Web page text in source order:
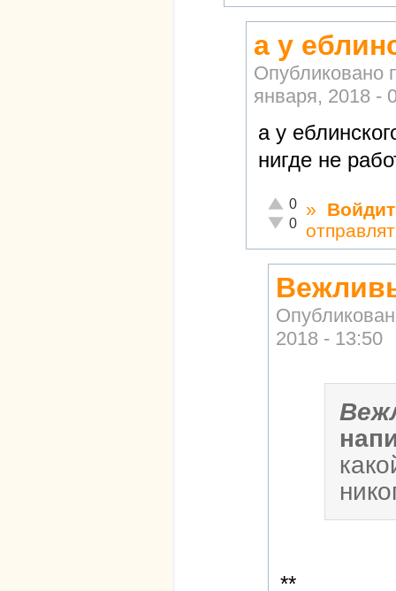
а у
Опубликовано
января, 2018 -
а у
нигде не
Отлично!
0
Неадекватно!
0
»
2018 - 13:50
**